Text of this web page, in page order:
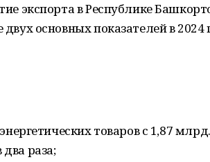
экспорта в Республике
основных показателей в 2024
товаров с 1,87
раза;